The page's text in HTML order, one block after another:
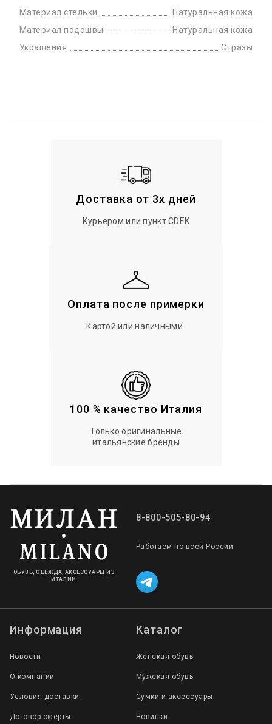
Материал стельки
Натуральная кожа
Материал подошвы
Натуральная кожа
Украшения
Стразы
Доставка от 3х дней
Курьером или пункт CDEK
Оплата после примерки
Картой или наличными
100 % качество Италия
Только оригинальные
итальянские бренды
ОБУВЬ, ОДЕЖДА, АКСЕССУАРЫ ИЗ
ИТАЛИИ
8-800-505-80-94
Работаем по всей России
Информация
Новости
О компании
Условия доставки
Договор оферты
Каталог
Женская обувь
Мужская обувь
Сумки и аксессуары
Новинки